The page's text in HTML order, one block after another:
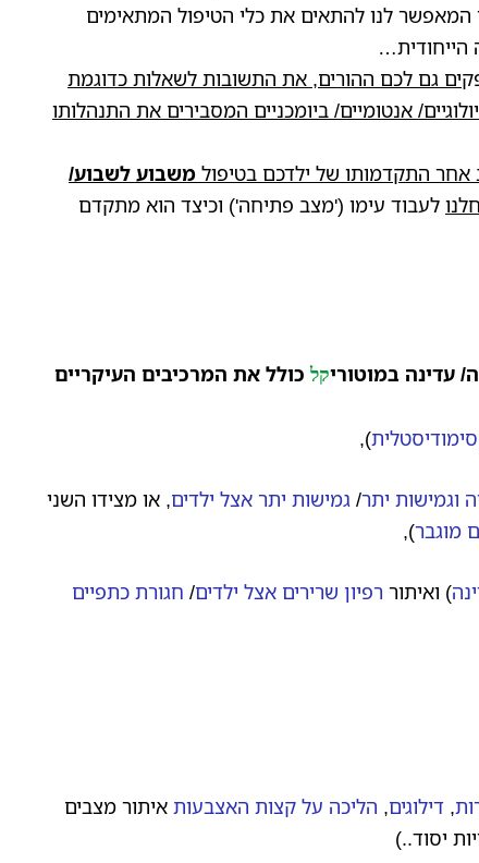
המאפשר לנו להתאים את כלי הטיפול המתאימים
הייחודית…
ים גם לכם ההורים, את התשובות לשאלות כדוגמת
אנטומיים/ ביומכניים המסבירים את התנהלותו
אחר התקדמותו של ילדכם בטיפול משבוע לשבוע/
לעבוד עימו ('מצב פתיחה') וכיצד הוא מתקדם
עדינה במוטוריקל כולל את המרכיבים העיקריים
),
וגמישות יתר/ גמישות יתר אצל ילדים, או מצידו השני
מוגבר),
) ואיתור רפיון שרירים אצל ילדים/ חגורת כתפיים
, דילוגים, הליכה על קצות האצבעות איתור מצבים
יסוד..)